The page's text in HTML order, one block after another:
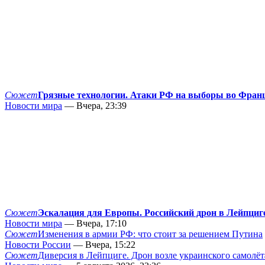
СюжетГрязные технологии. Атаки РФ на выборы во
Новости мира — Вчера, 23:39
СюжетЭскалация для Европы. Российский дрон в
Новости мира — Вчера, 17:10
СюжетИзменения в армии РФ: что стоит за решением Путина
Новости России — Вчера, 15:22
СюжетДиверсия в Лейпциге. Дрон возле украинского